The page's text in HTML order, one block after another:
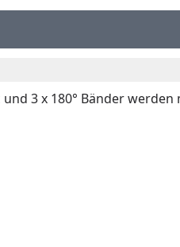
3 x 180° Bänder werden